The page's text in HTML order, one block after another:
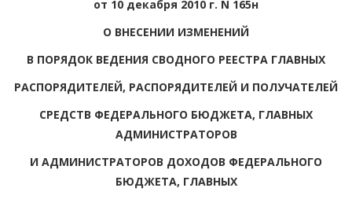
от 10 декабря 2010 г. N 165н
О ВНЕСЕНИИ ИЗМЕНЕНИЙ
В ПОРЯДОК ВЕДЕНИЯ СВОДНОГО РЕЕСТРА ГЛАВНЫХ
РАСПОРЯДИТЕЛЕЙ, РАСПОРЯДИТЕЛЕЙ И ПОЛУЧАТЕЛЕЙ
СРЕДСТВ ФЕДЕРАЛЬНОГО БЮДЖЕТА, ГЛАВНЫХ
АДМИНИСТРАТОРОВ
И АДМИНИСТРАТОРОВ ДОХОДОВ ФЕДЕРАЛЬНОГО
БЮДЖЕТА, ГЛАВНЫХ